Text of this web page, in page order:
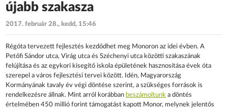
újabb szakasza
2017. február 28., kedd, 15:46
Régóta tervezett fejlesztés kezdődhet meg Monoron az idei évben. A
Petőfi Sándor utca, Virág utca és Széchenyi utca közötti szakaszának
felújítása és az egykori kisegítő iskola épületének hasznosítása évek óta
szerepel a város fejlesztési tervei között. Idén, Magyarország
Kormányának tavaly év végi döntése szerint, a szükséges források is
rendelkezésre állnak. Mint arról korábban beszámoltunk a döntés
értelmében 450 millió forint támogatást kapott Monor, melynek jelentős